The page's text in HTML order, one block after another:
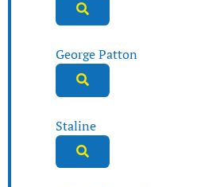
George Patton
Staline